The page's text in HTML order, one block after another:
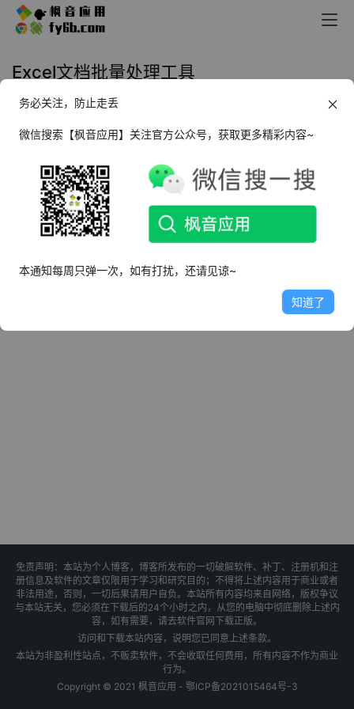
Excel文档批量处理工具
Windows BatchXLS Excel文档批
量处理工具_v3.6.0.1 绿色直装版
2025年3月17日
免责声明：本站为个人博客，博客所发布的一切破解软件、补丁、注册机和注
册信息及软件的文章仅限用于学习和研究目的；不得将上述内容用于商业或者
非法用途，否则，一切后果请用户自负。本站所有内容均来自网络，版权争议
与本站无关，您必须在下载后的24个小时之内，从您的电脑中彻底删除上述内
容，如有需要，请去软件官网下载正版。
访问和下载本站内容，说明您已同意上述条款。
本站为非盈利性站点，不贩卖软件，不会收取任何费用，所有内容不作为商业
行为。
Copyright © 2021 枫音应用 - 鄂ICP备2021015464号-3
务必关注，防止走丢
微信搜索【枫音应用】关注官方公众号，获取更多精彩内容~
本通知每周只弹一次，如有打扰，还请见谅~
知道了